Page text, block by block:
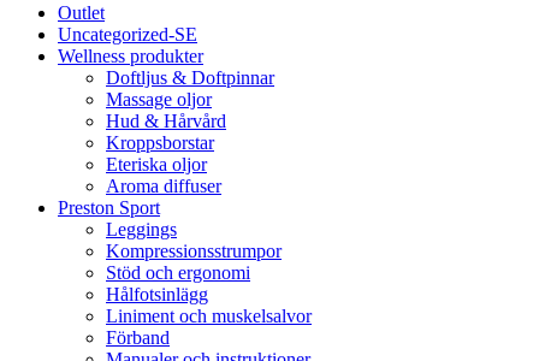
Outlet
Uncategorized-SE
Wellness produkter
Doftljus & Doftpinnar
Massage oljor
Hud & Hårvård
Kroppsborstar
Eteriska oljor
Aroma diffuser
Preston Sport
Leggings
Kompressionsstrumpor
Stöd och ergonomi
Hålfotsinlägg
Liniment och muskelsalvor
Förband